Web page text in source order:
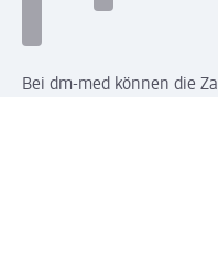
Bei dm-med können die